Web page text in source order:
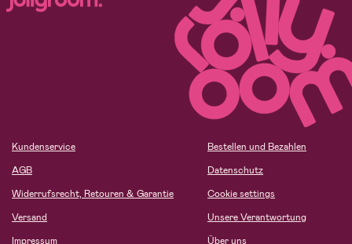
Kundenservice
AGB
Widerrufsrecht, Retouren & Garantie
Versand
Impressum
Bestellen und Bezahlen
Datenschutz
Cookie settings
Unsere Verantwortung
Über uns